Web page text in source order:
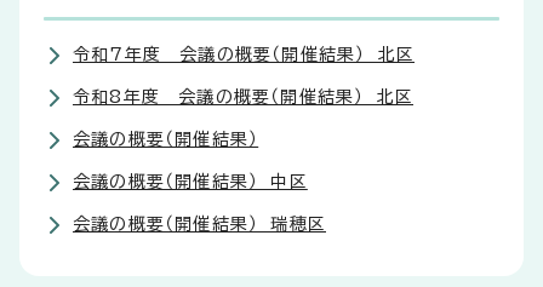
令和7年度 会議の概要（開催結果） 北区
令和8年度 会議の概要（開催結果） 北区
会議の概要（開催結果）
会議の概要（開催結果） 中区
会議の概要（開催結果） 瑞穂区